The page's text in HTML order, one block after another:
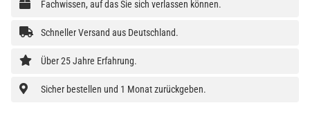
Fachwissen, auf das Sie sich verlassen können.
Schneller Versand aus Deutschland.
Über 25 Jahre Erfahrung.
Sicher bestellen und 1 Monat zurückgeben.